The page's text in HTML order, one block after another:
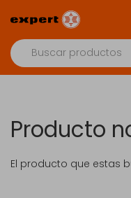
Producto
El producto que estas